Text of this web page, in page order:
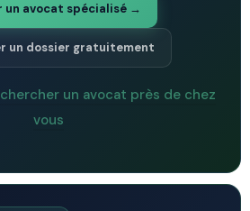
un avocat spécialisé →
un dossier gratuitement
chercher un avocat près de chez
vous